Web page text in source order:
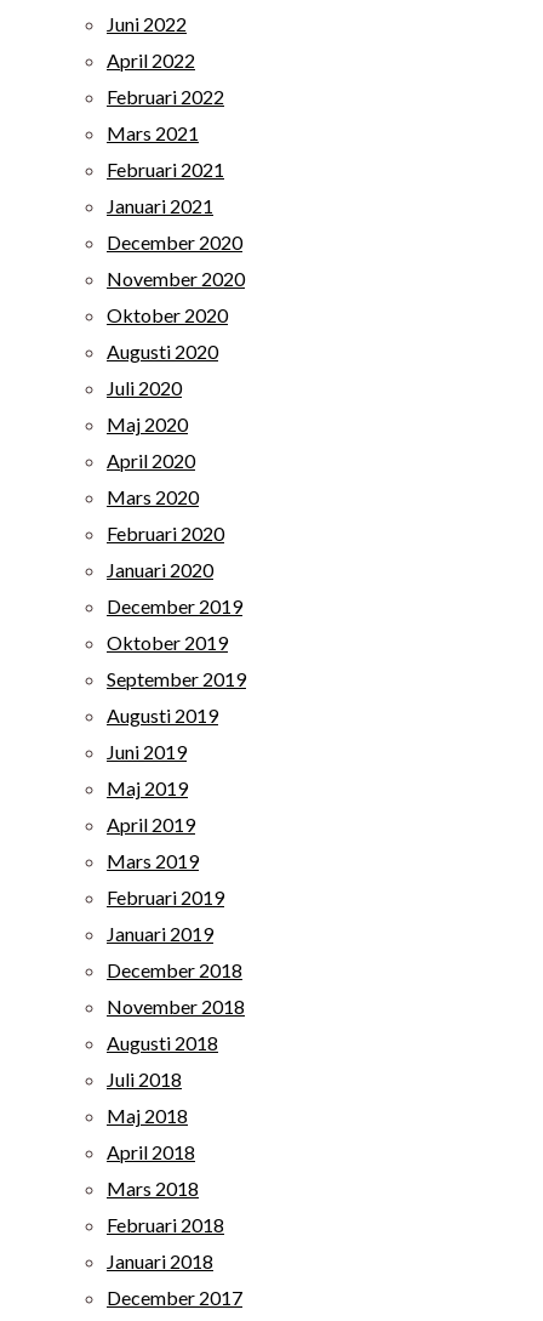
Juni 2022
April 2022
Februari 2022
Mars 2021
Februari 2021
Januari 2021
December 2020
November 2020
Oktober 2020
Augusti 2020
Juli 2020
Maj 2020
April 2020
Mars 2020
Februari 2020
Januari 2020
December 2019
Oktober 2019
September 2019
Augusti 2019
Juni 2019
Maj 2019
April 2019
Mars 2019
Februari 2019
Januari 2019
December 2018
November 2018
Augusti 2018
Juli 2018
Maj 2018
April 2018
Mars 2018
Februari 2018
Januari 2018
December 2017